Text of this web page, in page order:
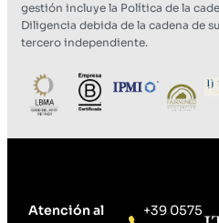
gestión incluye la Política de la
Diligencia debida de la cadena de
tercero independiente.
Atención al
+39 0575